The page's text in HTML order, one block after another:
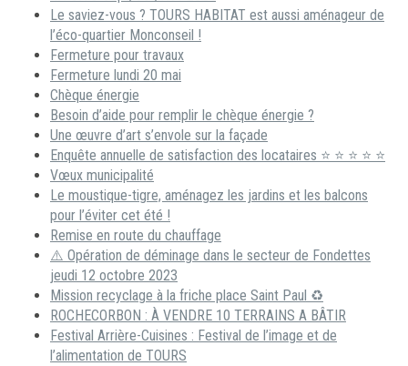
Le saviez-vous ? TOURS HABITAT est aussi aménageur de
l’éco-quartier Monconseil !
Fermeture pour travaux
Fermeture lundi 20 mai
Chèque énergie
Besoin d’aide pour remplir le chèque énergie ?
Une œuvre d’art s’envole sur la façade
Enquête annuelle de satisfaction des locataires ⭐ ⭐ ⭐ ⭐ ⭐
Vœux municipalité
Le moustique-tigre, aménagez les jardins et les balcons
pour l’éviter cet été !
Remise en route du chauffage
⚠️ Opération de déminage dans le secteur de Fondettes
jeudi 12 octobre 2023
Mission recyclage à la friche place Saint Paul ♻️
ROCHECORBON : À VENDRE 10 TERRAINS A BÂTIR
Festival Arrière-Cuisines : Festival de l’image et de
l’alimentation de TOURS